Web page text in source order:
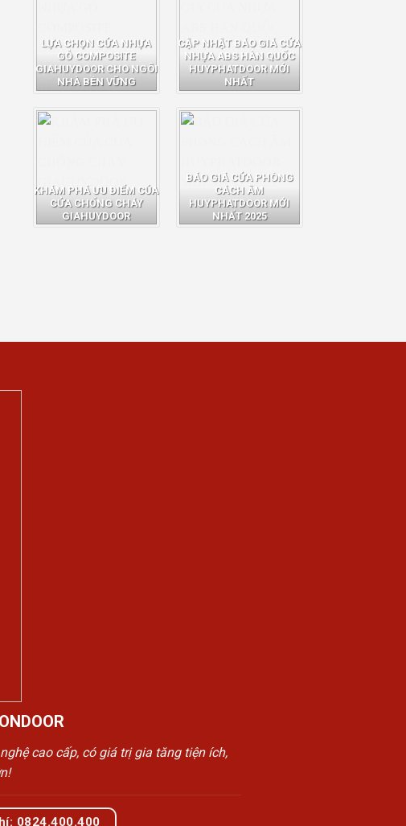
LỰA CHỌN CỬA NHỰA
GỖ COMPOSITE
GIAHUYDOOR CHO NGÔI
NHÀ BỀN VỮNG
CẬP NHẬT BÁO GIÁ CỬA
NHỰA ABS HÀN QUỐC
HUYPHATDOOR MỚI
NHẤT
KHÁM PHÁ ƯU ĐIỂM CỦA
CỬA CHỐNG CHÁY
GIAHUYDOOR
BÁO GIÁ CỬA PHÒNG
CÁCH ÂM
HUYPHATDOOR MỚI
NHẤT 2025
cao cấp, có giá trị gia tăng tiện ích,
0824.400.400